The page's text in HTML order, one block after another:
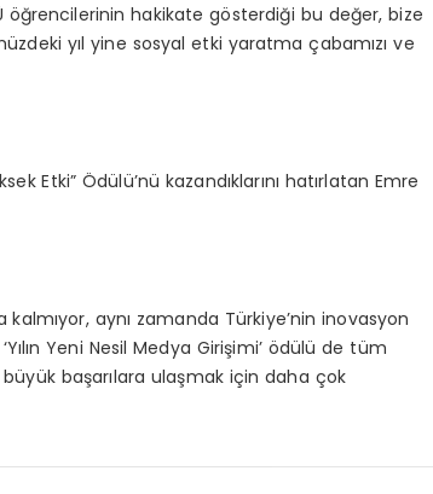
hakikate gösterdiği bu değer, bize
yıl yine sosyal etki yaratma çabamızı ve
Etki” Ödülü’nü kazandıklarını hatırlatan Emre
aynı zamanda Türkiye’nin inovasyon
Yeni Nesil Medya Girişimi’ ödülü de tüm
başarılara ulaşmak için daha çok